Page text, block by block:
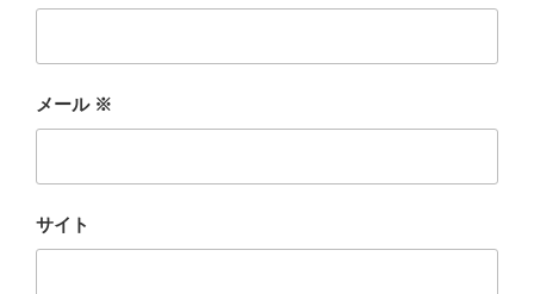
メール ※
サイト